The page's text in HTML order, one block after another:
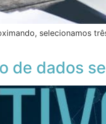
selecionamos
de dados